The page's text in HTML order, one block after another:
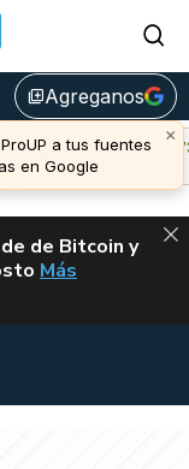
library_addAgreganos
×
a tus fuentes
en Google
Avalanche (0,73%)
u$s 6,67
de Bitcoin y
VUELVE EL
Más